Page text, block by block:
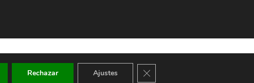
Rechazar Ajustes Cerrar el banner de cookies RGPD